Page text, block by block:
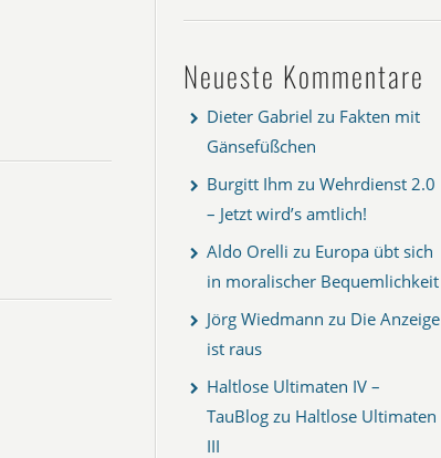
Neueste Kommentare
Dieter Gabriel zu Fakten mit
Gänsefüßchen
Burgitt Ihm zu Wehrdienst 2.0
– Jetzt wird’s amtlich!
Aldo Orelli zu Europa übt sich
in moralischer Bequemlichkeit
Jörg Wiedmann zu Die Anzeige
ist raus
Haltlose Ultimaten IV –
TauBlog zu Haltlose Ultimaten
III